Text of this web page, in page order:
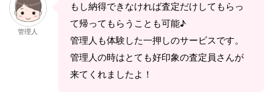
管理人
もし納得できなければ査定だけしてもらっ
て帰ってもらうことも可能♪
管理人も体験した一押しのサービスです。
管理人の時はとても好印象の査定員さんが
来てくれましたよ！